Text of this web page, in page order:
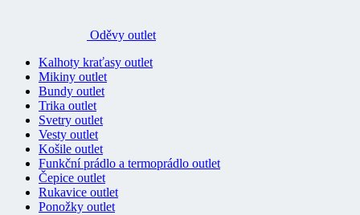
Oděvy outlet
Kalhoty kraťasy outlet
Mikiny outlet
Bundy outlet
Trika outlet
Svetry outlet
Vesty outlet
Košile outlet
Funkční prádlo a termoprádlo outlet
Čepice outlet
Rukavice outlet
Ponožky outlet